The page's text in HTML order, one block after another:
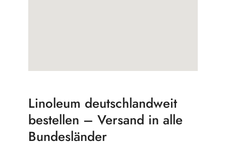
Linoleum deutschlandweit
bestellen – Versand in alle
Bundesländer